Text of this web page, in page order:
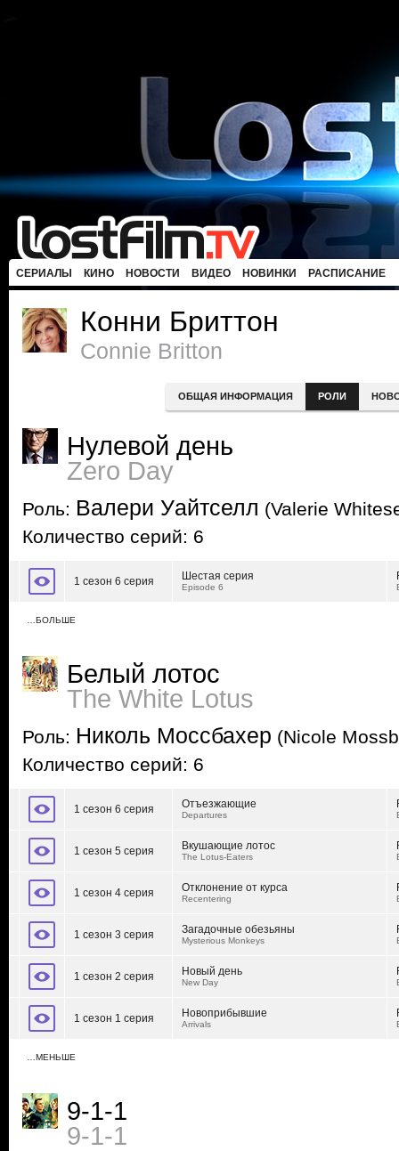
СЕРИАЛЫ КИНО НОВОСТИ ВИДЕО НОВИНКИ РАСПИСАНИЕ
Конни Бриттон
Connie Britton
ОБЩАЯ ИНФОРМАЦИЯ РОЛИ
Нулевой день
Zero Day
Роль: Валери Уайтселл (Valerie
Количество серий: 6
1 сезон 6 серия Шестая серия
Episode 6
…БОЛЬШЕ
Белый лотос
The White Lotus
Роль: Николь Моссбахер (Nicole
Количество серий: 6
1 сезон 6 серия Отъезжающие
Departures
1 сезон 5 серия Вкушающие лотос
The Lotus-Eaters
1 сезон 4 серия Отклонение от курса
Recentering
1 сезон 3 серия Загадочные обезьяны
Mysterious Monkeys
1 сезон 2 серия Новый день
New Day
1 сезон 1 серия Новоприбывшие
Arrivals
…МЕНЬШЕ
9-1-1
9-1-1